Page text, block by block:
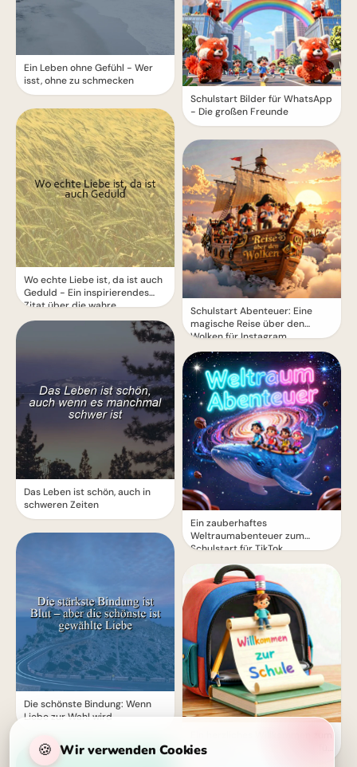
Ein Leben ohne Gefühl - Wer
isst, ohne zu schmecken
Wo echte Liebe ist, da ist auch
Geduld - Ein inspirierendes
Zitat über die wahre
Bedeutung von Liebe
Das Leben ist schön, auch in
schweren Zeiten
Die schönste Bindung: Wenn
Liebe zur Wahl wird
Schulstart Bilder für WhatsApp
- Die großen Freunde
Schulstart Abenteuer: Eine
magische Reise über den
Wolken für Instagram
Ein zauberhaftes
Weltraumabenteuer zum
Schulstart für TikTok
Schulstart – perfekte Bilder für
🍪 Wir verwenden Cookies